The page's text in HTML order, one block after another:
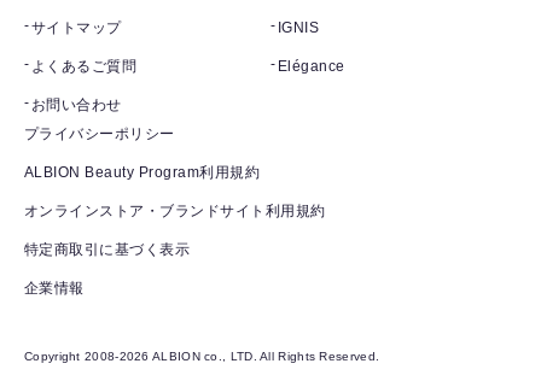
サイトマップ
よくあるご質問
お問い合わせ
IGNIS
Elégance
プライバシーポリシー
ALBION Beauty Program利用規約
オンラインストア・ブランドサイト利用規約
特定商取引に基づく表示
企業情報
Copyright 2008-2026 ALBION co., LTD. All Rights Reserved.